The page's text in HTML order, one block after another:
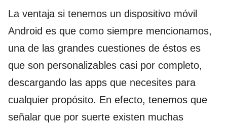
La ventaja si tenemos un dispositivo móvil
Android es que como siempre mencionamos,
una de las grandes cuestiones de éstos es
que son personalizables casi por completo,
descargando las apps que necesites para
cualquier propósito. En efecto, tenemos que
señalar que por suerte existen muchas